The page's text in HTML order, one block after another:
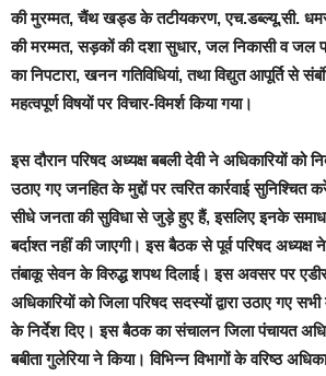
की मुरम्मत, चैंथ खड्ड के तटीयकरण, एच.डब्ल्यू.सी.
की मरम्मत, सड़कों की दशा सुधार, जल निकासी व जल
का निपटारा, खनन गतिविधियां, तथा विद्युत आपूर्ति से
महत्वपूर्ण विषयों पर विचार-विमर्श किया गया।
इस दौरान परिषद अध्यक्ष बबली देवी ने अधिकारियों को
उठाए गए जनहित के मुद्दों पर त्वरित कार्रवाई सुनिश्चित
सीधे जनता की सुविधा से जुड़े हुए हैं, इसलिए इनके
बर्दाश्त नहीं की जाएगी। इस बैठक से पूर्व परिषद अध्यक्ष
तंबाकू सेवन के विरुद्ध शपथ दिलाई। इस अवसर पर
अधिकारियों को जिला परिषद सदस्यों द्वारा उठाए गए सभी
के निर्देश दिए। इस बैठक का संचालन जिला पंचायत
बबीता गुलेरिया ने किया। विभिन्न विभागों के वरिष्ठ